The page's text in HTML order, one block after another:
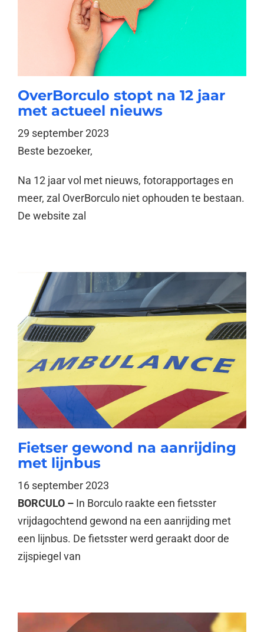
OverBorculo stopt na 12 jaar
met actueel nieuws
29 september 2023
Beste bezoeker,
Na 12 jaar vol met nieuws, fotorapportages en
meer, zal OverBorculo niet ophouden te bestaan.
De website zal
Fietser gewond na aanrijding
met lijnbus
16 september 2023
BORCULO – In Borculo raakte een fietsster
vrijdagochtend gewond na een aanrijding met
een lijnbus. De fietsster werd geraakt door de
zijspiegel van